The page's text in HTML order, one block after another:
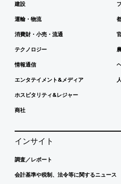
建設
運輸・物流
消費財・小売・流通
テクノロジー
情報通信
エンタテイメント&メディア
ホスピタリティ&レジャー
商社
インサイト
調査／レポート
会計基準や税制、法令等に関するニュース